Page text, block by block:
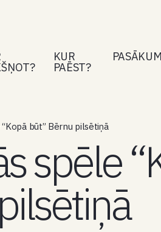
KUR
PAĒST?
būt” Bērnu pilsētiņā
spēle